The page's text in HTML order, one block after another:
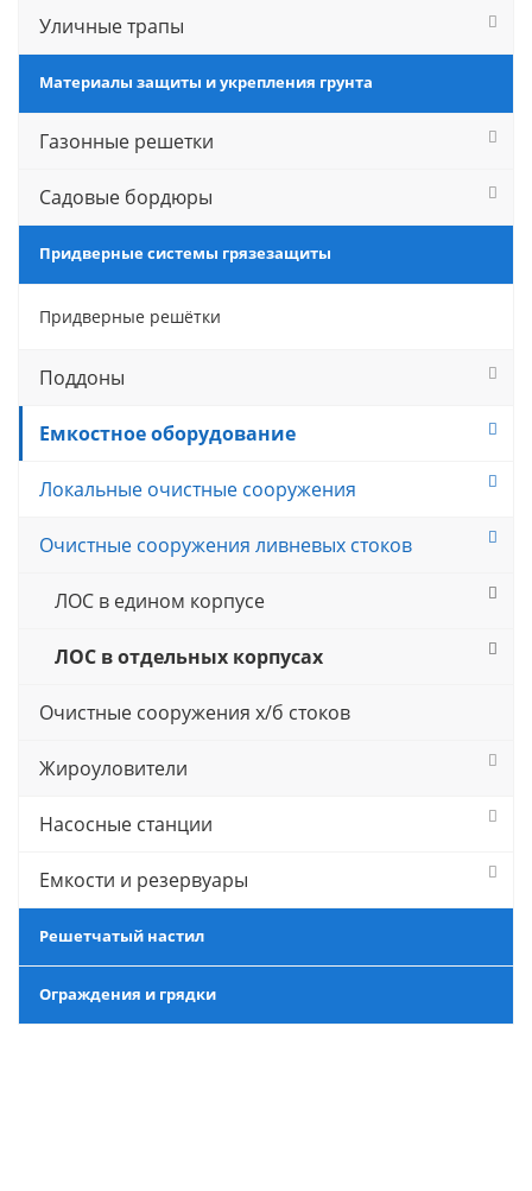
Уличные трапы
Материалы защиты и укрепления грунта
Газонные решетки
Садовые бордюры
Придверные системы грязезащиты
Придверные решётки
Поддоны
Емкостное оборудование
Локальные очистные сооружения
Очистные сооружения ливневых стоков
ЛОС в едином корпусе
ЛОС в отдельных корпусах
Очистные сооружения х/б стоков
Жироуловители
Насосные станции
Емкости и резервуары
Решетчатый настил
Ограждения и грядки